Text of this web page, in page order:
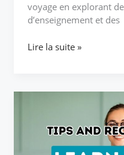
voyage en explorant
d’enseignement et des
Lire la suite »